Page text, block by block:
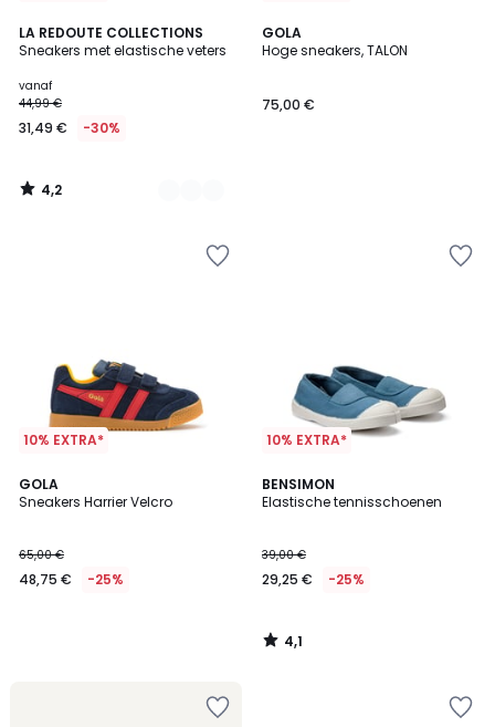
LA REDOUTE COLLECTIONS
Sneakers met elastische veters
vanaf
44,99 €
31,49 € -30%
4,2
/ 5
2
Kleuren
4,2
/
GOLA
Hoge sneakers, TALON
75,00 €
10% EXTRA*
GOLA
Sneakers Harrier Velcro
65,00 €
48,75 € -25%
10% EXTRA*
BENSIMON
Elastische tennisschoenen
39,00 €
29,25 € -25%
4,1
/ 5
4,1
/